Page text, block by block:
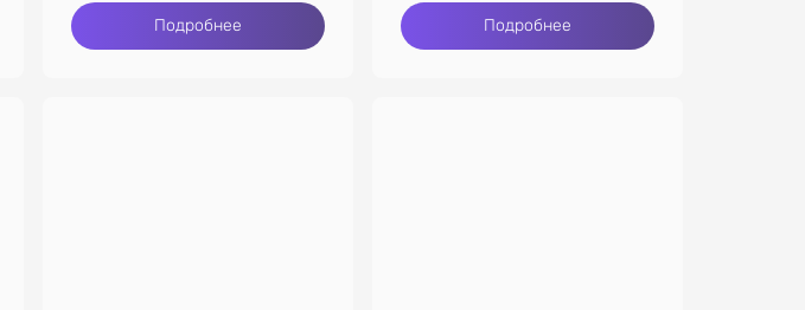
Подробнее Подробнее